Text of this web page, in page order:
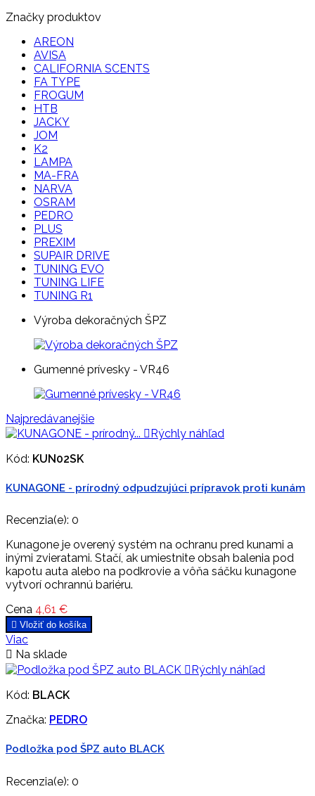
Značky produktov
AREON
AVISA
CALIFORNIA SCENTS
FA TYPE
FROGUM
HTB
JACKY
JOM
K2
LAMPA
MA-FRA
NARVA
OSRAM
PEDRO
PLUS
PREXIM
SUPAIR DRIVE
TUNING EVO
TUNING LIFE
TUNING R1
Výroba dekoračných ŠPZ
Gumenné prívesky - VR46
Najpredávanejšie
Rýchly náhľad
Kód: KUN02SK
KUNAGONE - prírodný odpudzujúci prípravok proti kunám
Recenzia(e): 0
Kunagone je overený systém na ochranu pred kunami a
inými zvieratami. Stačí, ak umiestnite obsah balenia pod
kapotu auta alebo na podkrovie a vôňa sáčku kunagone
vytvorí ochrannú bariéru.
Cena 4,61 €
 Vložiť do košíka
Viac
 Na sklade
 Rýchly náhľad
Kód: BLACK
Značka: PEDRO
Podložka pod ŠPZ auto BLACK
Recenzia(e): 0